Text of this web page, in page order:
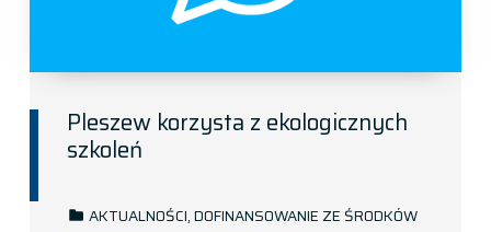
Pleszew korzysta z ekologicznych
szkoleń
AKTUALNOŚCI,DOFINANSOWANIE ZE ŚRODKÓW